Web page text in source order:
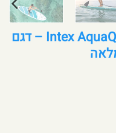
גלשן סאפ מתנפח Intex AquaQuest 320 – דגם